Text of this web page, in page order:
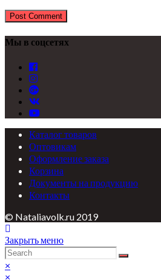
Мы в соцсетях
Каталог товаров
Оптовикам
Оформление заказа
Корзина
Документы на продукцию
Контакты
© Nataliavolk.ru 2019
Закрыть меню
×
×